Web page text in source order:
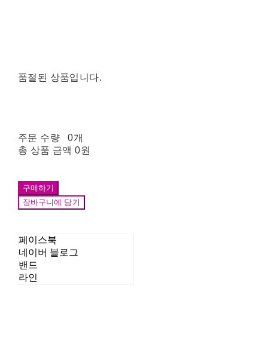
품절된 상품입니다.
주문 수량
0개
총 상품 금액 0원
구매하기
장바구니에 담기
페이스북
네이버 블로그
밴드
라인